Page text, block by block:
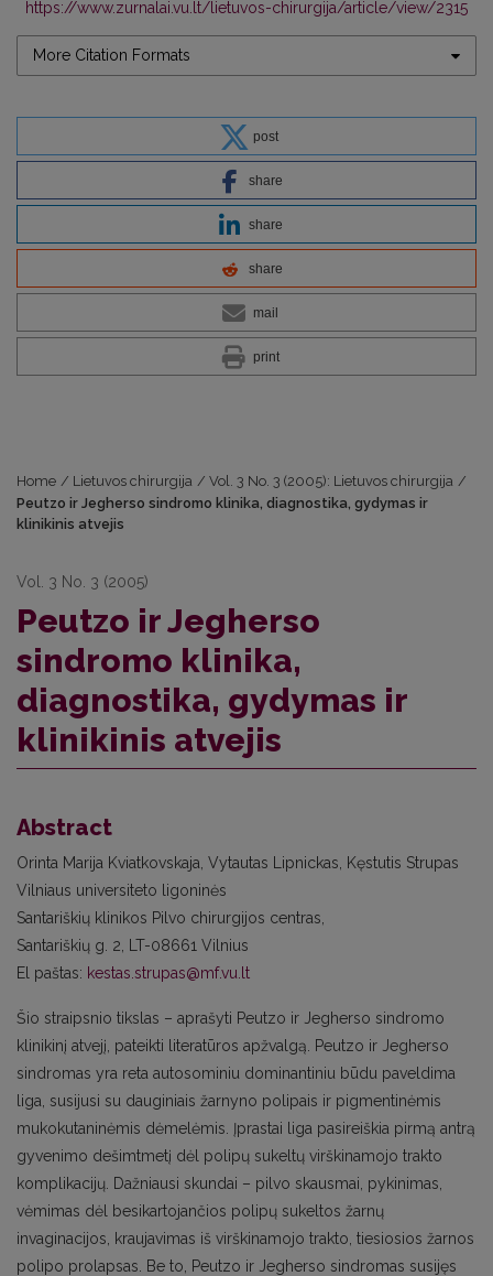
https://www.zurnalai.vu.lt/lietuvos-chirurgija/article/view/2315
More Citation Formats
post
share
share
share
mail
print
Home / Lietuvos chirurgija / Vol. 3 No. 3 (2005): Lietuvos chirurgija /
Peutzo ir Jegherso sindromo klinika, diagnostika, gydymas ir
klinikinis atvejis
Vol. 3 No. 3 (2005)
Peutzo ir Jegherso
sindromo klinika,
diagnostika, gydymas ir
klinikinis atvejis
Abstract
Orinta Marija Kviatkovskaja, Vytautas Lipnickas, Kęstutis Strupas
Vilniaus universiteto ligoninės
Santariškių klinikos Pilvo chirurgijos centras,
Santariškių g. 2, LT-08661 Vilnius
El paštas: kestas.strupas@mf.vu.lt
Šio straipsnio tikslas – aprašyti Peutzo ir Jegherso sindromo
klinikinį atvejį, pateikti literatūros apžvalgą. Peutzo ir Jegherso
sindromas yra reta autosominiu dominantiniu būdu paveldima
liga, susijusi su dauginiais žarnyno polipais ir pigmentinėmis
mukokutaninėmis dėmelėmis. Įprastai liga pasireiškia pirmą antrą
gyvenimo dešimtmetį dėl polipų sukeltų virškinamojo trakto
komplikacijų. Dažniausi skundai – pilvo skausmai, pykinimas,
vėmimas dėl besikartojančios polipų sukeltos žarnų
invaginacijos, kraujavimas iš virškinamojo trakto, tiesiosios žarnos
polipo prolapsas. Be to, Peutzo ir Jegherso sindromas susijęs